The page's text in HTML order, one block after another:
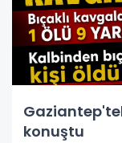
konuştu